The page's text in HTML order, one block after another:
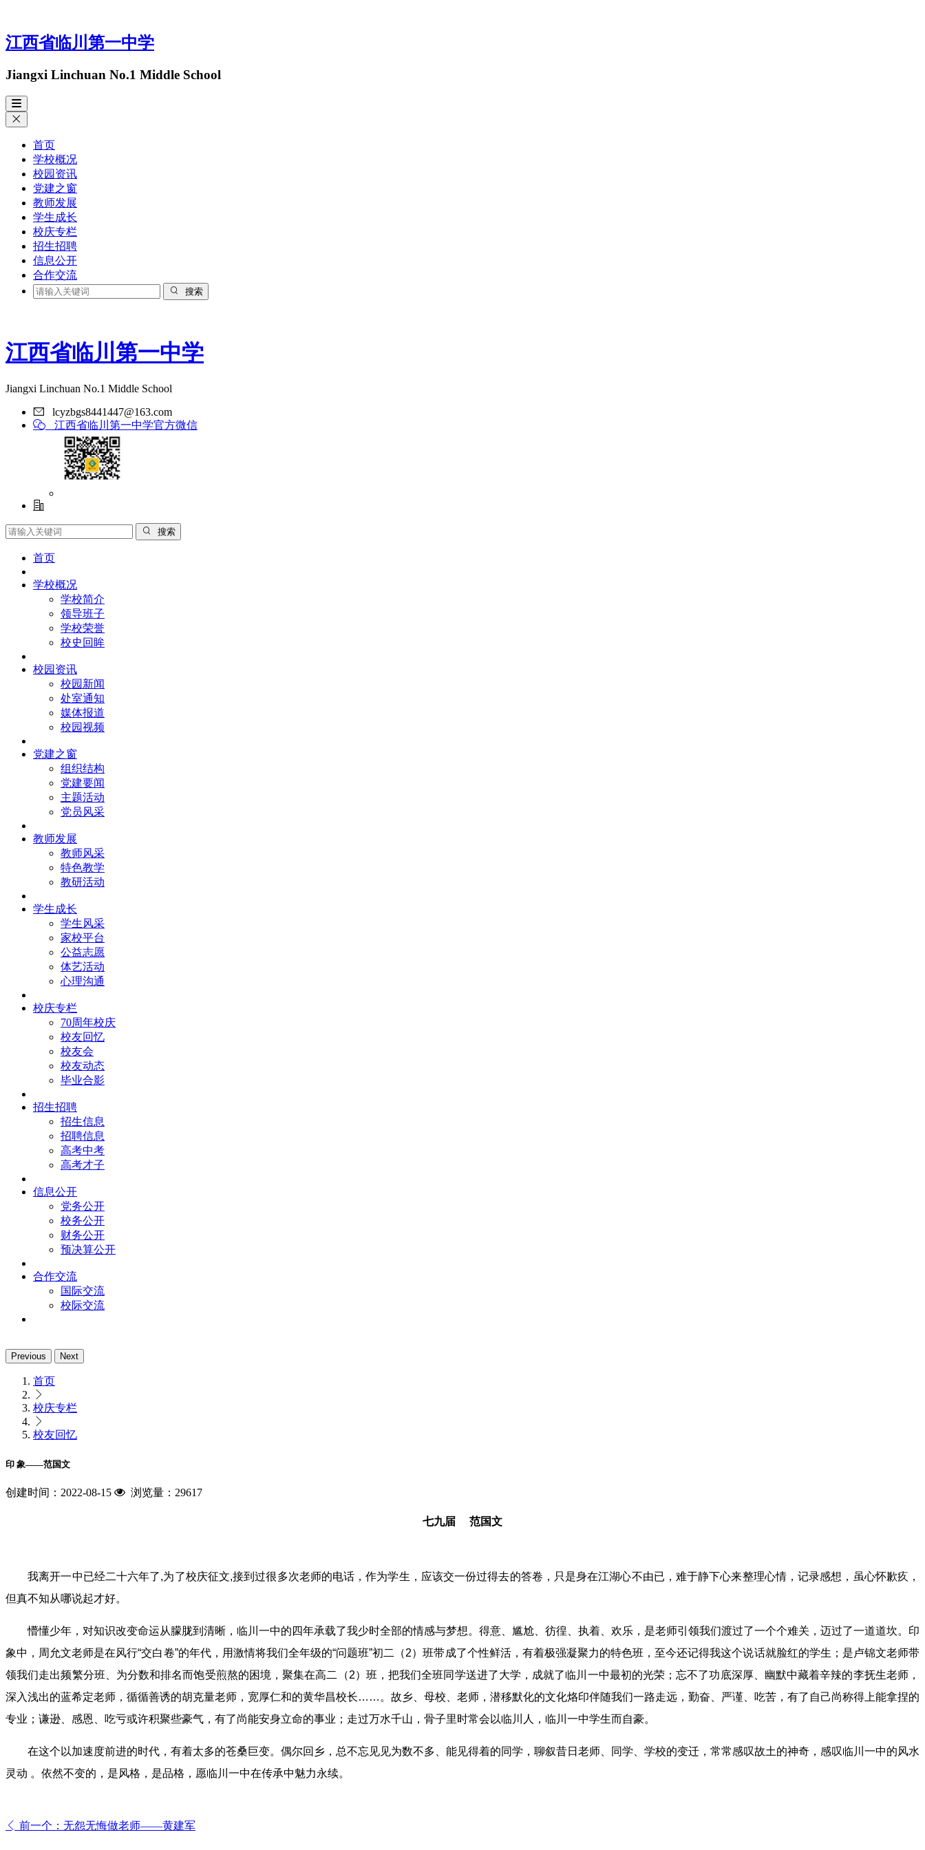
江西省临川第一中学
Jiangxi Linchuan No.1 Middle School
首页
学校概况
校园资讯
党建之窗
教师发展
学生成长
校庆专栏
招生招聘
信息公开
合作交流
搜索
江西省临川第一中学
Jiangxi Linchuan No.1 Middle School
lcyzbgs8441447@163.com
江西省临川第一中学官方微信
搜索
首页
学校概况
学校简介
领导班子
学校荣誉
校史回眸
校园资讯
校园新闻
处室通知
媒体报道
校园视频
党建之窗
组织结构
党建要闻
主题活动
党员风采
教师发展
教师风采
特色教学
教研活动
学生成长
学生风采
家校平台
公益志愿
体艺活动
心理沟通
校庆专栏
70周年校庆
校友回忆
校友会
校友动态
毕业合影
招生招聘
招生信息
招聘信息
高考中考
高考才子
信息公开
党务公开
校务公开
财务公开
预决算公开
合作交流
国际交流
校际交流
Previous Next
首页
校庆专栏
校友回忆
印 象——范国文
创建时间：2022-08-15 浏览量：29617
七九届 范国文
我离开一中已经二十六年了,为了校庆征文,接到过很多次老师的电话，作为学生，应该交一份过得去的答卷，只是身在江湖心不由已，难于静下心来整理心情，记录感想，虽心怀歉疚，
但真不知从哪说起才好。
懵懂少年，对知识改变命运从朦胧到清晰，临川一中的四年承载了我少时全部的情感与梦想。得意、尴尬、彷徨、执着、欢乐，是老师引领我们渡过了一个个难关，迈过了一道道坎。印
象中，周允文老师是在风行“交白卷”的年代，用激情将我们全年级的“问题班”初二（2）班带成了个性鲜活，有着极强凝聚力的特色班，至今还记得我这个说话就脸红的学生；是卢锦文老师带
领我们走出频繁分班、为分数和排名而饱受煎熬的困境，聚集在高二（2）班，把我们全班同学送进了大学，成就了临川一中最初的光荣；忘不了功底深厚、幽默中藏着辛辣的李抚生老师，
深入浅出的蓝希定老师，循循善诱的胡克量老师，宽厚仁和的黄华昌校长……。故乡、母校、老师，潜移默化的文化烙印伴随我们一路走远，勤奋、严谨、吃苦，有了自己尚称得上能拿捏的
专业；谦逊、感恩、吃亏或许积聚些豪气，有了尚能安身立命的事业；走过万水千山，骨子里时常会以临川人，临川一中学生而自豪。
在这个以加速度前进的时代，有着太多的苍桑巨变。偶尔回乡，总不忘见见为数不多、能见得着的同学，聊叙昔日老师、同学、学校的变迁，常常感叹故土的神奇，感叹临川一中的风水
灵动 。依然不变的，是风格，是品格，愿临川一中在传承中魅力永续。
前一个：无怨无悔做老师——黄建军